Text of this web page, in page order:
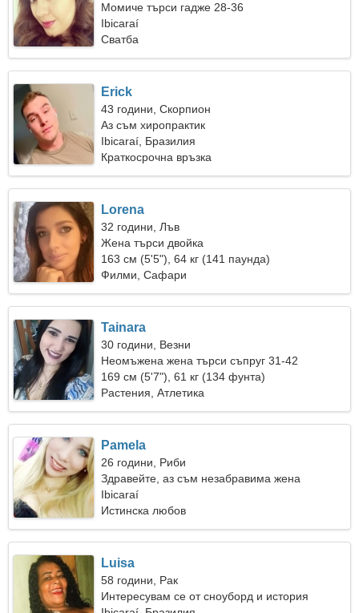
Момиче търси гадже 28-36
Ibicaraí
Сватба
Erick
43 години, Скорпион
Аз съм хиропрактик
Ibicaraí, Бразилия
Краткосрочна връзка
Lorena
32 години, Лъв
Жена търси двойка
163 см (5'5"), 64 кг (141 паунда)
Филми, Сафари
Tainara
30 години, Везни
Неомъжена жена търси съпруг 31-42
169 см (5'7"), 61 кг (134 фунта)
Растения, Атлетика
Pamela
26 години, Риби
Здравейте, аз съм незабравима жена
Ibicaraí
Истинска любов
Luisa
58 години, Рак
Интересувам се от сноуборд и история